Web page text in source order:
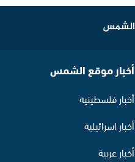
أخبار موقع الشمس
أخبار فلسطينية
أخبار اسرائيلية
أخبار عربية